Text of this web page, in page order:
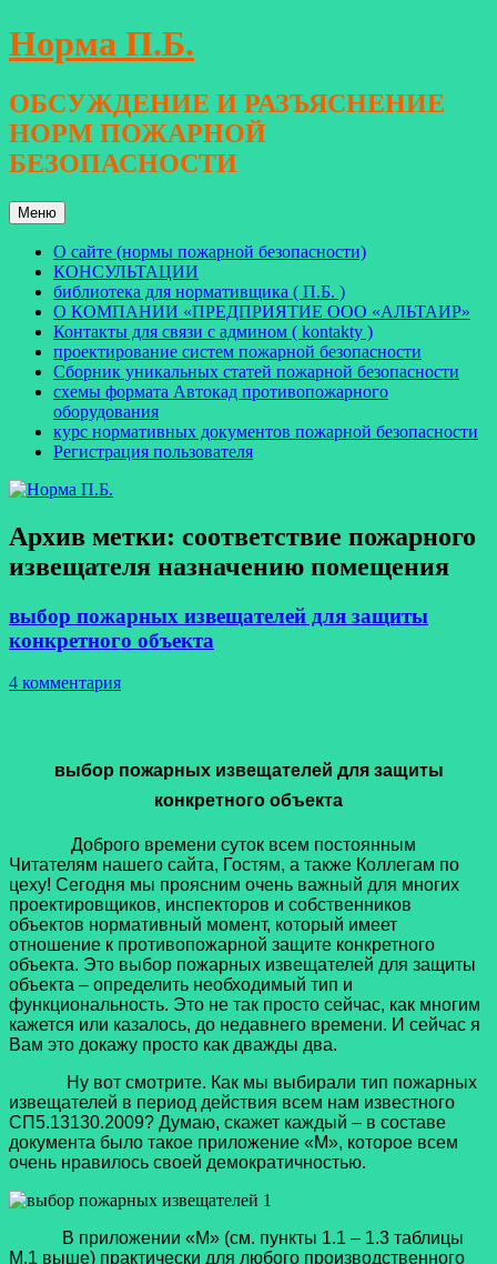
Перейти
к
Норма П.Б.
ОБСУЖДЕНИЕ И РАЗЪЯСНЕНИЕ
НОРМ ПОЖАРНОЙ
БЕЗОПАСНОСТИ
Меню
О сайте (нормы пожарной безопасности)
КОНСУЛЬТАЦИИ
библиотека для нормативщика ( П.Б. )
О КОМПАНИИ «ПРЕДПРИЯТИЕ ООО «АЛЬТАИР»
Контакты для связи с админом ( kontakty )
проектирование систем пожарной безопасности
Сборник уникальных статей пожарной безопасности
схемы формата Автокад противопожарного
оборудования
курс нормативных документов пожарной безопасности
Регистрация пользователя
Архив метки: соответствие пожарного
извещателя назначению помещения
выбор пожарных извещателей для защиты
конкретного объекта
4 комментария
выбор пожарных извещателей для защиты
конкретного объекта
Доброго времени суток всем постоянным
Читателям нашего сайта, Гостям, а также Коллегам по
цеху! Сегодня мы проясним очень важный для многих
проектировщиков, инспекторов и собственников
объектов нормативный момент, который имеет
отношение к противопожарной защите конкретного
объекта. Это выбор пожарных извещателей для защиты
объекта – определить необходимый тип и
функциональность. Это не так просто сейчас, как многим
кажется или казалось, до недавнего времени. И сейчас я
Вам это докажу просто как дважды два.
Ну вот смотрите. Как мы выбирали тип пожарных
извещателей в период действия всем нам известного
СП5.13130.2009? Думаю, скажет каждый – в составе
документа было такое приложение «М», которое всем
очень нравилось своей демократичностью.
В приложении «М» (см. пункты 1.1 – 1.3 таблицы
М.1 выше) практически для любого производственного